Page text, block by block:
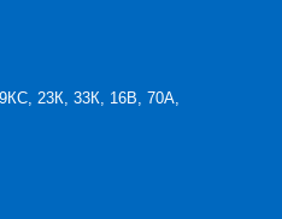
23К, 33К, 16В, 70А,